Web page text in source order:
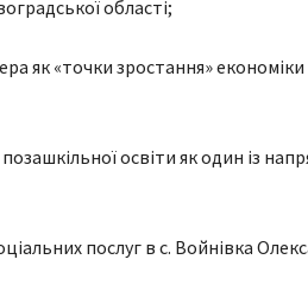
області;
як «точки зростання»
освіти як один із
послуг в с. Войнівка